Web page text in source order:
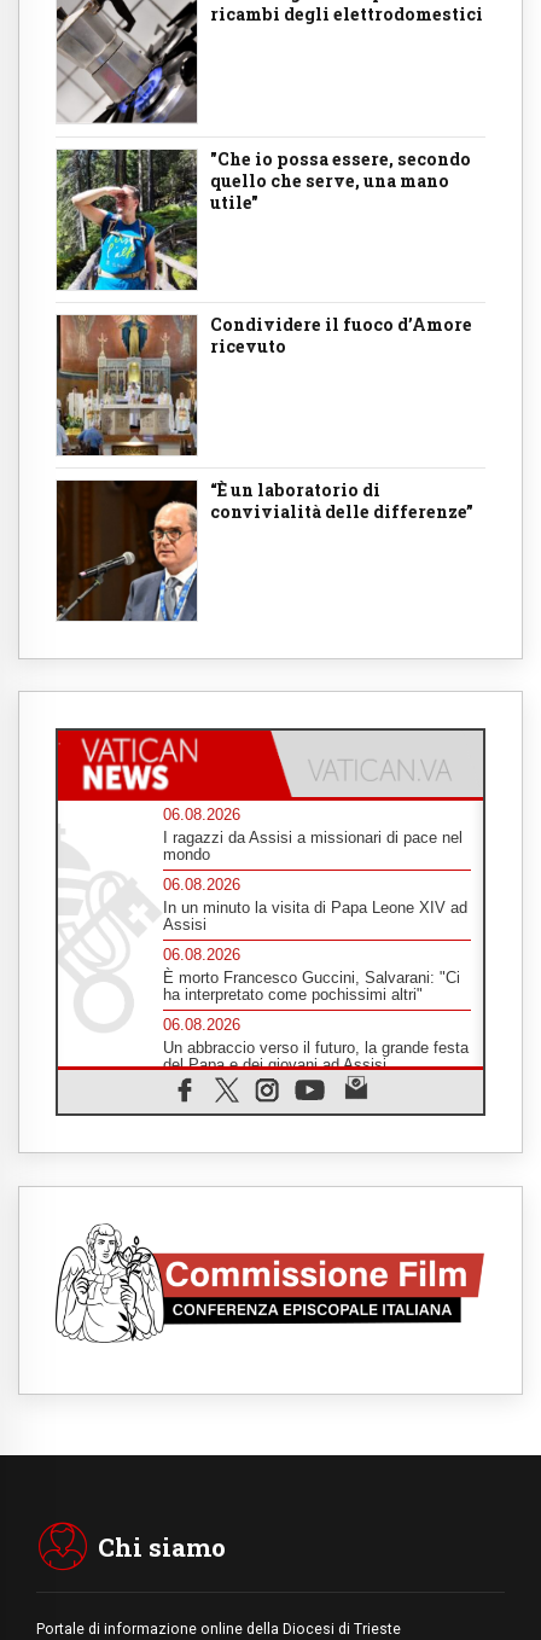
ricambi degli elettrodomestici
"Che io possa essere, secondo
quello che serve, una mano
utile"
Condividere il fuoco d’Amore
ricevuto
“È un laboratorio di
convivialità delle differenze”
06.08.2026
I ragazzi da Assisi a missionari di pace nel
mondo
06.08.2026
In un minuto la visita di Papa Leone XIV ad
Assisi
06.08.2026
È morto Francesco Guccini, Salvarani: "Ci
ha interpretato come pochissimi altri"
06.08.2026
Un abbraccio verso il futuro, la grande festa
del Papa e dei giovani ad Assisi
06.08.2026
Il grazie dei giovani al Papa: "Oggi ci
Leone XIV: la rivoluzione del Vangelo
06.08.2026
Fra Marco Vianelli: alla scuola di san
Francesco per imparare il Vangelo della
pace
Chi siamo
Portale di informazione online della Diocesi di Trieste